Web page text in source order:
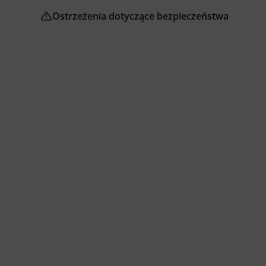
Ostrzeżenia dotyczące bezpieczeństwa